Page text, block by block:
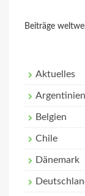
Beiträge
Aktuelles
Argentinien
Belgien
Chile
Dänemark